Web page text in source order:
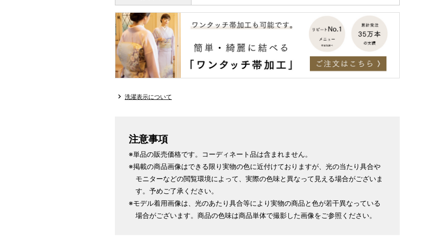
洗濯表示について
注意事項
※単品の販売価格です。コーディネート品は含まれません。
※掲載の商品画像はできる限り実物の色に近付けておりますが、光の当たり具合や
モニターなどの閲覧環境によって、実際の色味と異なって見える場合がございま
す。予めご了承ください。
※モデル着用画像は、光のあたり具合等により実物の商品と色が若干異なっている
場合がございます。商品の色味は商品単体で撮影した画像をご参照ください。